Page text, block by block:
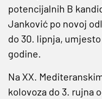
potencijalnih B
Janković po novoj
do 30. lipnja,
godine.
Na XX.
kolovoza do 3. rujna